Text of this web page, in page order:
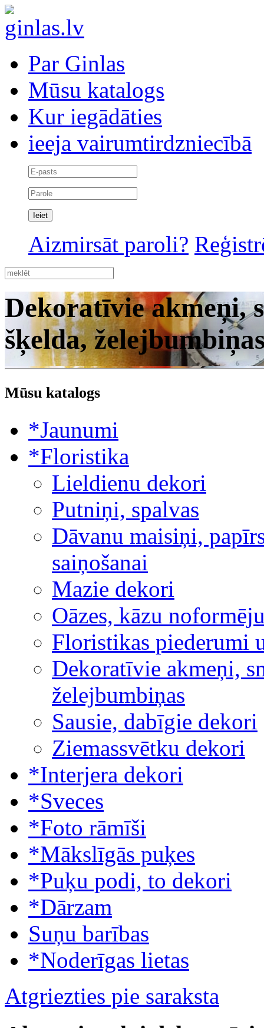
Par Ginlas
Mūsu katalogs
Kur iegādāties
ieeja vairumtirdzniecībā
Aizmirsāt paroli?
Dekoratīvie akmeņi,
šķelda,
Mūsu katalogs
*Jaunumi
*Floristika
Lieldienu dekori
Putniņi, spalvas
Dāvanu maisiņi,
saiņošanai
Mazie dekori
Oāzes, kāzu
Floristikas piederumi
Dekoratīvie akmeņi,
želejbumbiņas
Sausie, dabīgie dekori
Ziemassvētku dekori
*Interjera dekori
*Sveces
*Foto rāmīši
*Mākslīgās puķes
*Puķu podi, to dekori
*Dārzam
Suņu barības
*Noderīgas lietas
Atgriezties pie saraksta